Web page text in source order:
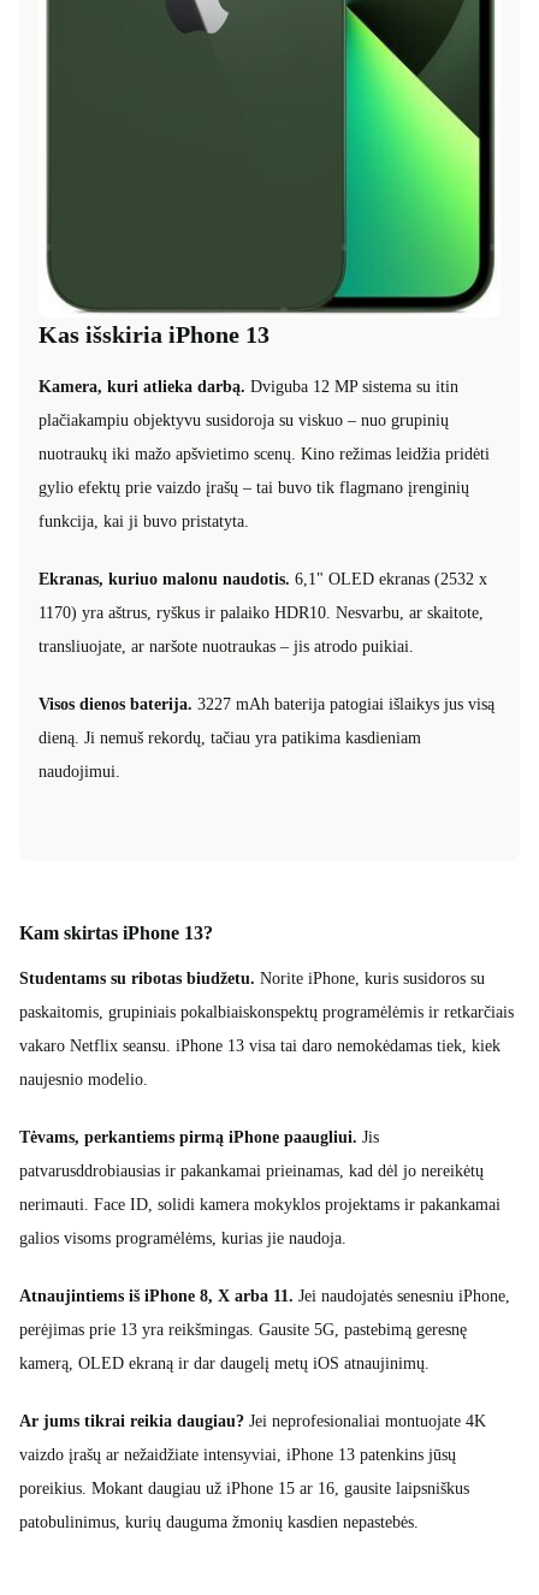
Kas išskiria iPhone 13
Kamera, kuri atlieka darbą. Dviguba 12 MP sistema su itin
plačiakampiu objektyvu susidoroja su viskuo – nuo grupinių
nuotraukų iki mažo apšvietimo scenų. Kino režimas leidžia pridėti
gylio efektų prie vaizdo įrašų – tai buvo tik flagmano įrenginių
funkcija, kai ji buvo pristatyta.
Ekranas, kuriuo malonu naudotis. 6,1" OLED ekranas (2532 x
1170) yra aštrus, ryškus ir palaiko HDR10. Nesvarbu, ar skaitote,
transliuojate, ar naršote nuotraukas – jis atrodo puikiai.
Visos dienos baterija. 3227 mAh baterija patogiai išlaikys jus visą
dieną. Ji nemuš rekordų, tačiau yra patikima kasdieniam
naudojimui.
Kam skirtas iPhone 13?
Studentams su ribotas biudžetu. Norite iPhone, kuris susidoros su
paskaitomis, grupiniais pokalbiaiskonspektų programėlėmis ir retkarčiais
vakaro Netflix seansu. iPhone 13 visa tai daro nemokėdamas tiek, kiek
naujesnio modelio.
Tėvams, perkantiems pirmą iPhone paaugliui. Jis
patvarusddrobiausias ir pakankamai prieinamas, kad dėl jo nereikėtų
nerimauti. Face ID, solidi kamera mokyklos projektams ir pakankamai
galios visoms programėlėms, kurias jie naudoja.
Atnaujintiems iš iPhone 8, X arba 11. Jei naudojatės senesniu iPhone,
perėjimas prie 13 yra reikšmingas. Gausite 5G, pastebimą geresnę
kamerą, OLED ekraną ir dar daugelį metų iOS atnaujinimų.
Ar jums tikrai reikia daugiau? Jei neprofesionaliai montuojate 4K
vaizdo įrašų ar nežaidžiate intensyviai, iPhone 13 patenkins jūsų
poreikius. Mokant daugiau už iPhone 15 ar 16, gausite laipsniškus
patobulinimus, kurių dauguma žmonių kasdien nepastebės.